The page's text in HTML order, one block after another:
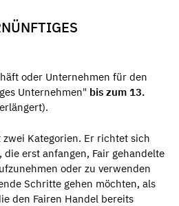
oder Unternehmen für den
Unternehmen" bis zum 13.
Kategorien. Er richtet sich
erst anfangen, Fair gehandelte
oder zu verwenden
Schritte gehen möchten, als
den Fairen Handel bereits